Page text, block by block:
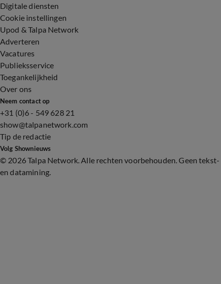
Digitale diensten
Cookie instellingen
Upod & Talpa Network
Adverteren
Vacatures
Publieksservice
Toegankelijkheid
Over ons
Neem contact op
+31 (0)6 - 549 628 21
show@talpanetwork.com
Tip de redactie
Volg Shownieuws
© 2026 Talpa Network. Alle rechten voorbehouden. Geen tekst-
en datamining.